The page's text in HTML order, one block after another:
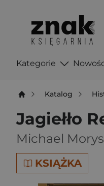
Kategorie
Katalog
Jagiełło
Michael
KSIĄŻKA